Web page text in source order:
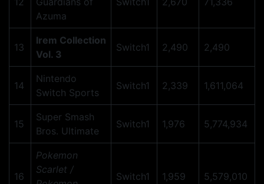
Azuma
13
Irem Collection
Vol. 3
Switch1 2,490 2,490
14
Nintendo
Switch Sports
Switch1 2,339 1,611,064
15
Super Smash
Bros. Ultimate
Switch1 1,976 5,774,934
16
Pokemon
Scarlet /
Switch1 1,959 5,579,010